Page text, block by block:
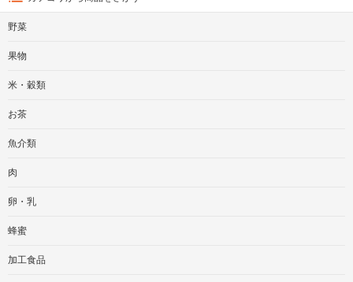
野菜
果物
米・穀類
お茶
魚介類
肉
卵・乳
蜂蜜
加工食品